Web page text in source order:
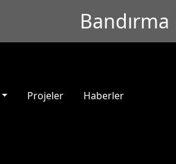
Projeler Haberler